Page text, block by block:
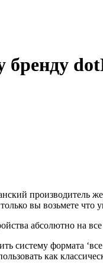
бренду
производитель
вы возьмете что
абсолютно на
систему формата
как